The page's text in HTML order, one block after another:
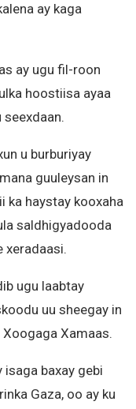
ay kaga
ay ugu fil-roon
hoostiisa ayaa
u burburiyay
guuleysan in
ka haystay kooxaha
saldhigyadooda
xeradaasi.
ugu laabtay
uu sheegay in
Xamaas.
isaga baxay gebi
Gaza, oo ay ku